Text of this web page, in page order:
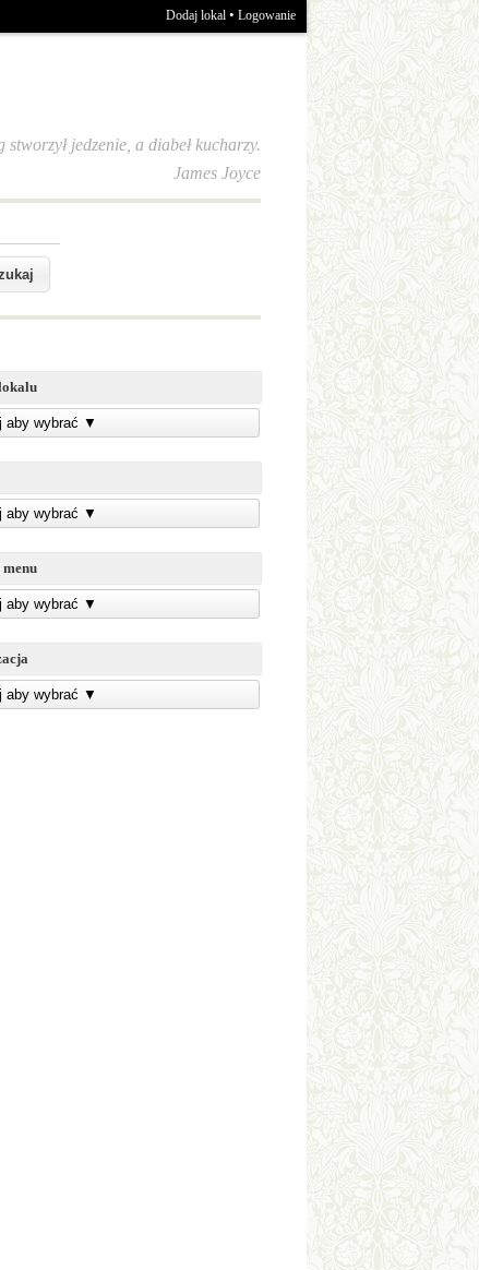
Dodaj lokal • Logowanie
stworzył jedzenie, a diabeł kucharzy.
James Joyce
aby wybrać ▼
aby wybrać ▼
aby wybrać ▼
aby wybrać ▼